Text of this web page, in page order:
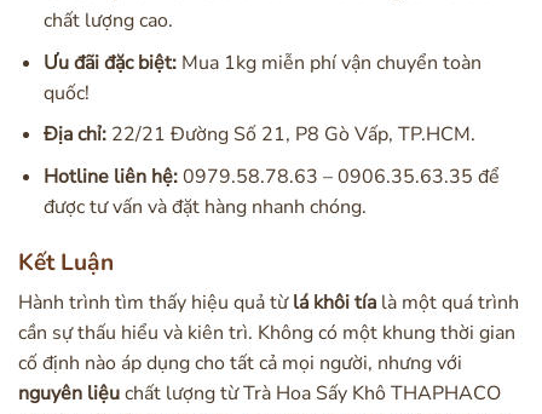
chất lượng cao.
Ưu đãi đặc biệt:Mua 1kg miễn phí vận chuyển toàn
quốc!
Địa chỉ:22/21 Đường Số 21, P8 Gò Vấp, TP.HCM.
Hotline liên hệ:0979.58.78.63 – 0906.35.63.35 để
được tư vấn và đặt hàng nhanh chóng.
Kết Luận
Hành trình tìm thấy hiệu quả từlá khôi tía là một quá trình
cần sự thấu hiểu và kiên trì. Không có một khung thời gian
cố định nào áp dụng cho tất cả mọi người, nhưng với
nguyên liệuchất lượng từ Trà Hoa Sấy Khô THAPHACO